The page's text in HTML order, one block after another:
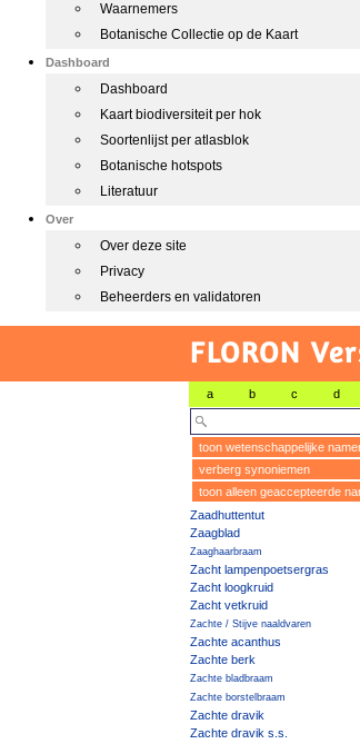
Waarnemers
Botanische Collectie op de Kaart
Dashboard
Dashboard
Kaart biodiversiteit per hok
Soortenlijst per atlasblok
Botanische hotspots
Literatuur
Over
Over deze site
Privacy
Beheerders en validatoren
FLORON
a b c d
toon wetenschappelijke
verberg synoniemen
toon alleen geaccepteerde
Zaadhuttentut
Zaagblad
Zaaghaarbraam
Zacht lampenpoetsergras
Zacht loogkruid
Zacht vetkruid
Zachte / Stijve naaldvaren
Zachte acanthus
Zachte berk
Zachte bladbraam
Zachte borstelbraam
Zachte dravik
Zachte dravik s.s.